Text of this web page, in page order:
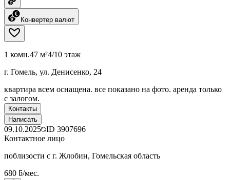
Конвертер валют
1 комн.47 м²4/10 этаж
г. Гомель, ул. Денисенко, 24
квартира всем оснащена. все показано на фото. аренда только
с залогом.
Контакты
Написать
09.10.2025 ID 3907696
Контактное лицо
поблизости с г. Жлобин, Гомельская область
680 ƃ/мес.